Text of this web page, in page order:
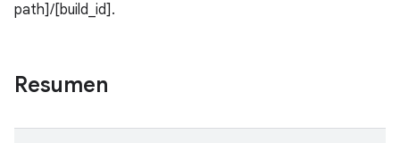
path]/[build_id].
Resumen